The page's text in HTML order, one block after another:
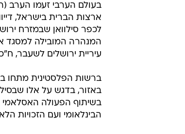
בעולם הערבי זעמו הערב
ארצות הברית בישראל,
לכפר סילוואן שבמזרח
המנהרה המובילה למסגד
עיריית ירושלים לשעבר,
ברשות הפלסטינית מתחו
באזור, בדגש על אלו
בשיתוף הפעולה
הבינלאומי ועם הזכויות